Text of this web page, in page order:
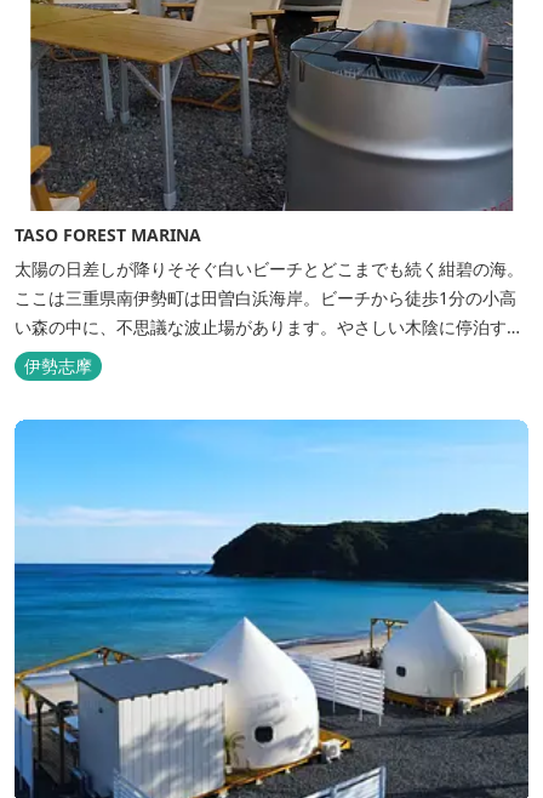
TASO FOREST MARINA
太陽の日差しが降りそそぐ白いビーチとどこまでも続く紺碧の海。
ここは三重県南伊勢町は田曽白浜海岸。ビーチから徒歩1分の小高
い森の中に、不思議な波止場があります。やさしい木陰に停泊する
のは3艇のヨット。日本初の森のマリーナです。 航海の気分高まる
インテリアは見た目からは想像できないほど広く、くつろぎの空
伊勢志摩